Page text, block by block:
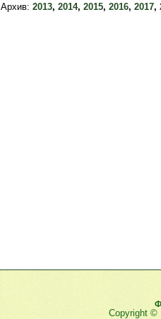
Архив:2013,2014,2015,2016,2017,
Copyright ©